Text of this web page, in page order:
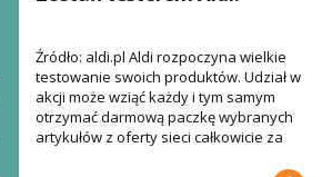
Źródło: aldi.pl Aldi rozpoczyna wielkie
testowanie swoich produktów. Udział w
akcji może wziąć każdy i tym samym
otrzymać darmową paczkę wybranych
artykułów z oferty sieci całkowicie za